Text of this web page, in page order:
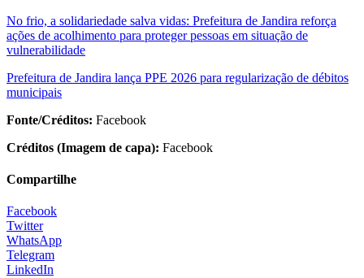
No frio, a solidariedade salva vidas: Prefeitura de Jandira reforça
ações de acolhimento para proteger pessoas em situação de
vulnerabilidade
Prefeitura de Jandira lança PPE 2026 para regularização de débitos
municipais
Fonte/Créditos: Facebook
Créditos (Imagem de capa): Facebook
Compartilhe
Facebook
Twitter
WhatsApp
Telegram
LinkedIn